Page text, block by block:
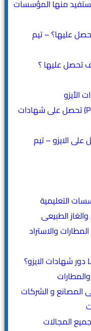
تستفيد منها المؤسسات
تحصل عليها؟ – تيم
بودكو استراليا (Podco AUSTRALIA) تحصل على شهادات
على الايزو – تيم
التعليمية
الطبيعى
والاستراد
دور شهادات الايزو؟
المصانع و الشركات
المجالات